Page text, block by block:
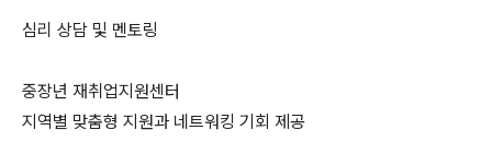
심리 상담 및 멘토링
중장년 재취업지원센터
지역별 맞춤형 지원과 네트워킹 기회 제공